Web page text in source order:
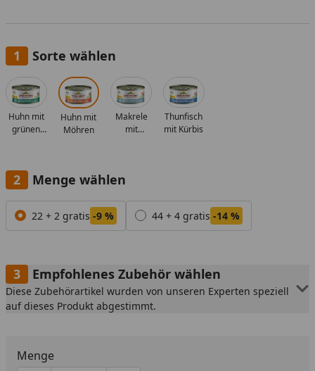
Sorte wählen
Alle anzeigen (4)
Huhn mit
grünen
Huhn mit
Möhren
Makrele
mit
Thunfisch
mit Kürbis
Menge wählen
Alle anzeigen (2)
22 + 2 gratis -9 % 44 + 4 gratis -14 %
Empfohlenes Zubehör wählen
Diese Zubehörartikel wurden von unseren Experten speziell
auf dieses Produkt abgestimmt.
Menge